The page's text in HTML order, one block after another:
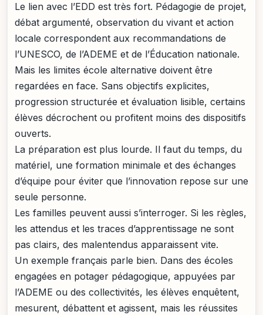
Le lien avec l’EDD est très fort. Pédagogie de projet,
débat argumenté, observation du vivant et action
locale correspondent aux recommandations de
l’UNESCO, de l’ADEME et de l’Éducation nationale.
Mais les limites école alternative doivent être
regardées en face. Sans objectifs explicites,
progression structurée et évaluation lisible, certains
élèves décrochent ou profitent moins des dispositifs
ouverts.
La préparation est plus lourde. Il faut du temps, du
matériel, une formation minimale et des échanges
d’équipe pour éviter que l’innovation repose sur une
seule personne.
Les familles peuvent aussi s’interroger. Si les règles,
les attendus et les traces d’apprentissage ne sont
pas clairs, des malentendus apparaissent vite.
Un exemple français parle bien. Dans des écoles
engagées en potager pédagogique, appuyées par
l’ADEME ou des collectivités, les élèves enquêtent,
mesurent, débattent et agissent, mais les réussites